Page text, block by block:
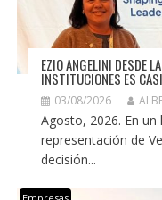
EZIO ANGELINI DESDE
INSTITUCIONES ES
03/08/2026
Agosto, 2026. En
representación de
decisión...